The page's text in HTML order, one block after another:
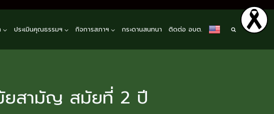
ประเมินคุณธรรมฯ กิจการสภาฯ กระดานสนทนา ติดต่อ อบต.
ยสามัญ สมัยที่ 2 ปี